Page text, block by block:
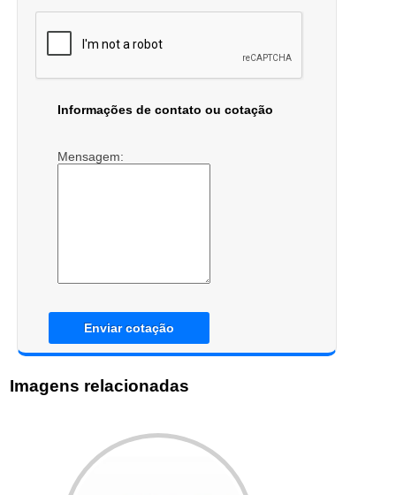
Informações de contato ou cotação
Mensagem:
Enviar cotação
Imagens relacionadas